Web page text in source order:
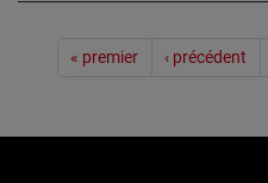
Pagination
« premier ‹ précédent